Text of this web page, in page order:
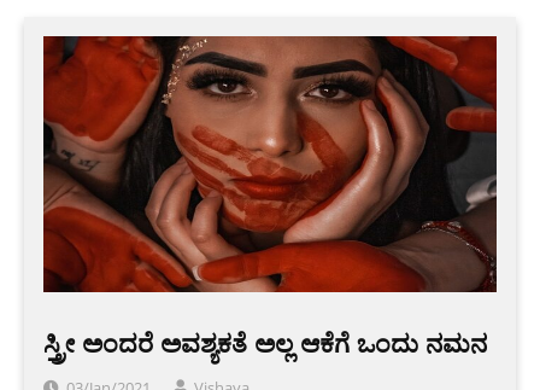
ಸ್ತ್ರೀ ಅಂದರೆ ಅವಶ್ಯಕತೆ ಅಲ್ಲ ಆಕೆಗೆ ಒಂದು ನಮನ